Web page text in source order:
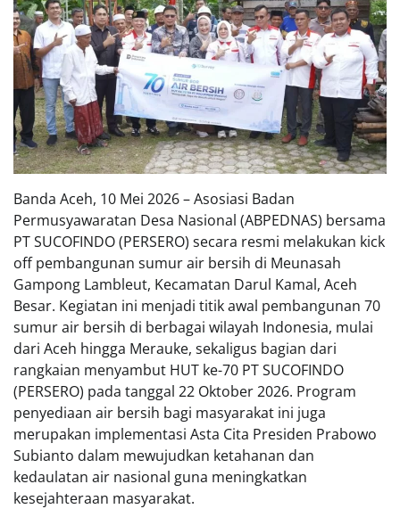
Banda Aceh, 10 Mei 2026 – Asosiasi Badan
Permusyawaratan Desa Nasional (ABPEDNAS) bersama
PT SUCOFINDO (PERSERO) secara resmi melakukan kick
off pembangunan sumur air bersih di Meunasah
Gampong Lambleut, Kecamatan Darul Kamal, Aceh
Besar. Kegiatan ini menjadi titik awal pembangunan 70
sumur air bersih di berbagai wilayah Indonesia, mulai
dari Aceh hingga Merauke, sekaligus bagian dari
rangkaian menyambut HUT ke-70 PT SUCOFINDO
(PERSERO) pada tanggal 22 Oktober 2026. Program
penyediaan air bersih bagi masyarakat ini juga
merupakan implementasi Asta Cita Presiden Prabowo
Subianto dalam mewujudkan ketahanan dan
kedaulatan air nasional guna meningkatkan
kesejahteraan masyarakat.